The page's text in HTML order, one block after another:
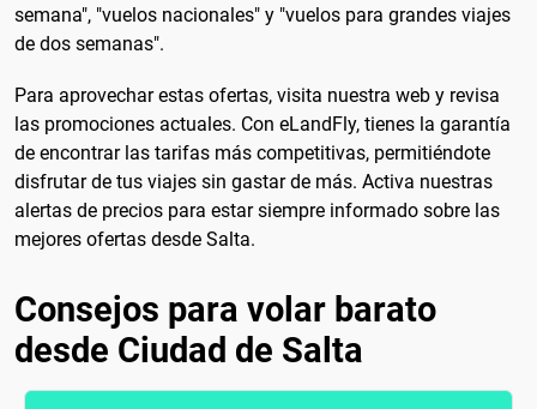
semana", "vuelos nacionales" y "vuelos para grandes viajes
de dos semanas".
Para aprovechar estas ofertas, visita nuestra web y revisa
las promociones actuales. Con eLandFly, tienes la garantía
de encontrar las tarifas más competitivas, permitiéndote
disfrutar de tus viajes sin gastar de más. Activa nuestras
alertas de precios para estar siempre informado sobre las
mejores ofertas desde Salta.
Consejos para volar barato
desde Ciudad de Salta